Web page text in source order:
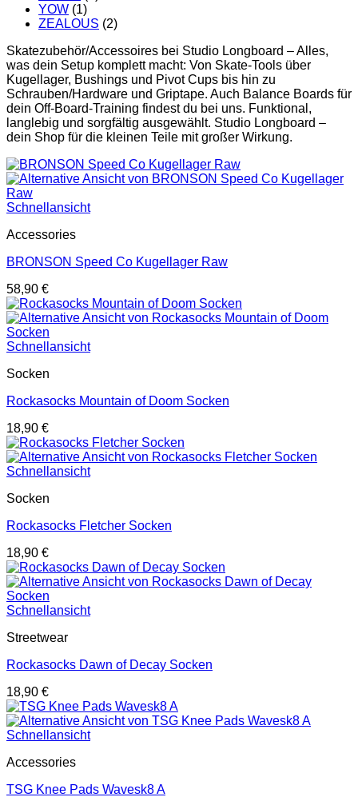
YOW (1)
ZEALOUS (2)
Skatezubehör/Accessoires bei Studio Longboard – Alles,
was dein Setup komplett macht: Von Skate-Tools über
Kugellager, Bushings und Pivot Cups bis hin zu
Schrauben/Hardware und Griptape. Auch Balance Boards für
dein Off-Board-Training findest du bei uns. Funktional,
langlebig und sorgfältig ausgewählt. Studio Longboard –
dein Shop für die kleinen Teile mit großer Wirkung.
Schnellansicht
Accessories
BRONSON Speed Co Kugellager Raw
58,90 €
Schnellansicht
Socken
Rockasocks Mountain of Doom Socken
18,90 €
Schnellansicht
Socken
Rockasocks Fletcher Socken
18,90 €
Schnellansicht
Streetwear
Rockasocks Dawn of Decay Socken
18,90 €
Schnellansicht
Accessories
TSG Knee Pads Wavesk8 A